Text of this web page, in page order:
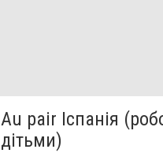
Au pair Іспанія
дітьми)